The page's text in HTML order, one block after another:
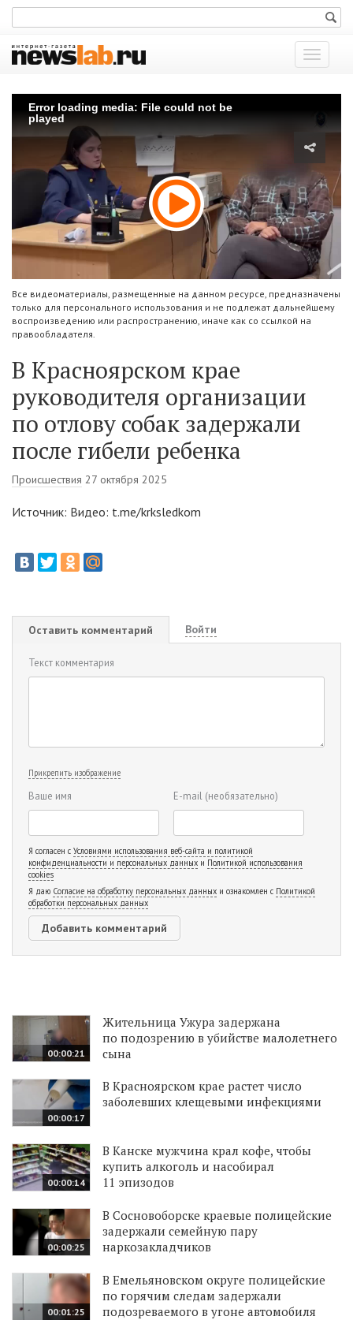
Показать
меню
Error loading media: File could not be
played
Все видеоматериалы, размещенные на данном ресурсе, предназначены
только для персонального использования и не подлежат дальнейшему
воспроизведению или распространению, иначе как со ссылкой на
правообладателя.
В Красноярском крае
руководителя организации
по отлову собак задержали
после гибели ребенка
Происшествия 27 октября 2025
Источник: Видео: t.me/krksledkom
Оставить комментарий Войти
Текст комментария
Прикрепить изображение
Ваше имя E-mail (необязательно)
Я согласен с Условиями использования веб-сайта и политикой
конфиденциальности и персональных данных и Политикой использования
cookies
Я даю Согласие на обработку персональных данных и ознакомлен с Политикой
обработки персональных данных
00:00:21
Жительница Ужура задержана
по подозрению в убийстве малолетнего
сына
00:00:17
В Красноярском крае растет число
заболевших клещевыми инфекциями
00:00:14
В Канске мужчина крал кофе, чтобы
купить алкоголь и насобирал
11 эпизодов
00:00:25
В Сосновоборске краевые полицейские
задержали семейную пару
наркозакладчиков
00:01:25
В Емельяновском округе полицейские
по горячим следам задержали
подозреваемого в угоне автомобиля